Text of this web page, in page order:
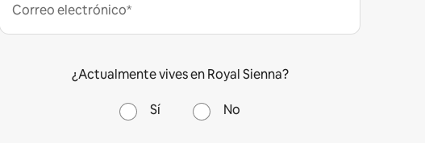
Correo electrónico*
¿Actualmente vives en Royal Sienna?
Sí No